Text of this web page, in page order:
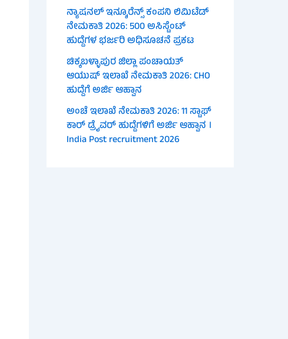
ನ್ಯಾಷನಲ್ ಇನ್ಶೂರೆನ್ಸ್ ಕಂಪನಿ ಲಿಮಿಟೆಡ್
ನೇಮಕಾತಿ 2026: 500 ಅಸಿಸ್ಟೆಂಟ್
ಹುದ್ದೆಗಳ ಭರ್ಜರಿ ಅಧಿಸೂಚನೆ ಪ್ರಕಟ
ಚಿಕ್ಕಬಳ್ಳಾಪುರ ಜಿಲ್ಲಾ ಪಂಚಾಯತ್
ಆಯುಷ್ ಇಲಾಖೆ ನೇಮಕಾತಿ 2026: CHO
ಹುದ್ದೆಗೆ ಅರ್ಜಿ ಆಹ್ವಾನ
ಅಂಚೆ ಇಲಾಖೆ ನೇಮಕಾತಿ 2026: 11 ಸ್ಟಾಫ್
ಕಾರ್ ಡ್ರೈವರ್ ಹುದ್ದೆಗಳಿಗೆ ಅರ್ಜಿ ಆಹ್ವಾನ ।
India Post recruitment 2026